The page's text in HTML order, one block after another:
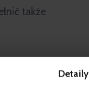
Detaily
także